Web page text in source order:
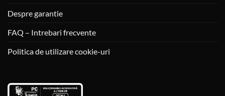
Despre garantie
FAQ – Intrebari frecvente
Politica de utilizare cookie-uri